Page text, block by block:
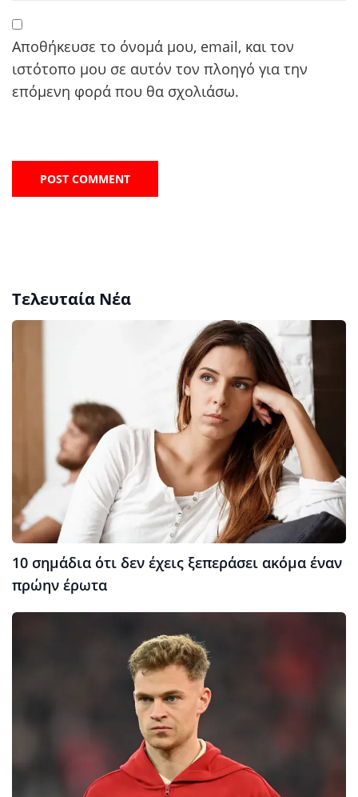
Αποθήκευσε το όνομά μου, email, και τον
ιστότοπο μου σε αυτόν τον πλοηγό για την
επόμενη φορά που θα σχολιάσω.
Τελευταία Νέα
10 σημάδια ότι δεν έχεις ξεπεράσει ακόμα έναν
πρώην έρωτα